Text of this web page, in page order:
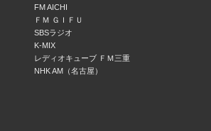
ニュース
FM AICHI
ＦＭ ＧＩＦＵ
SBSラジオ
K-MIX
レディオキューブ ＦＭ三重
NHK AM（名古屋）